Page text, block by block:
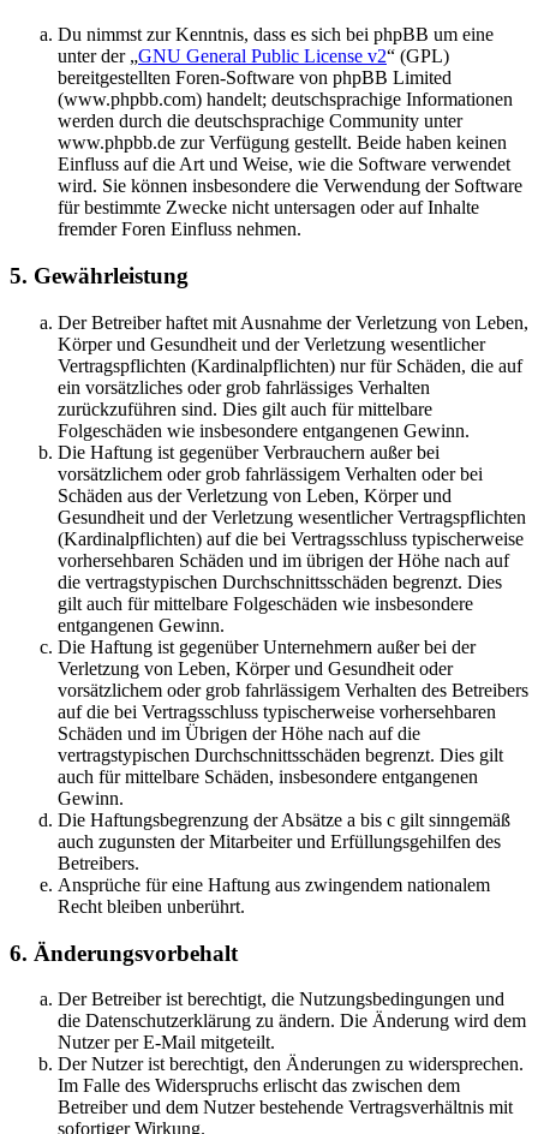
Du nimmst zur Kenntnis, dass es sich bei phpBB um eine
unter der „GNU General Public License v2“ (GPL)
bereitgestellten Foren-Software von phpBB Limited
(www.phpbb.com) handelt; deutschsprachige Informationen
werden durch die deutschsprachige Community unter
www.phpbb.de zur Verfügung gestellt. Beide haben keinen
Einfluss auf die Art und Weise, wie die Software verwendet
wird. Sie können insbesondere die Verwendung der Software
für bestimmte Zwecke nicht untersagen oder auf Inhalte
fremder Foren Einfluss nehmen.
5. Gewährleistung
Der Betreiber haftet mit Ausnahme der Verletzung von Leben,
Körper und Gesundheit und der Verletzung wesentlicher
Vertragspflichten (Kardinalpflichten) nur für Schäden, die auf
ein vorsätzliches oder grob fahrlässiges Verhalten
zurückzuführen sind. Dies gilt auch für mittelbare
Folgeschäden wie insbesondere entgangenen Gewinn.
Die Haftung ist gegenüber Verbrauchern außer bei
vorsätzlichem oder grob fahrlässigem Verhalten oder bei
Schäden aus der Verletzung von Leben, Körper und
Gesundheit und der Verletzung wesentlicher Vertragspflichten
(Kardinalpflichten) auf die bei Vertragsschluss typischerweise
vorhersehbaren Schäden und im übrigen der Höhe nach auf
die vertragstypischen Durchschnittsschäden begrenzt. Dies
gilt auch für mittelbare Folgeschäden wie insbesondere
entgangenen Gewinn.
Die Haftung ist gegenüber Unternehmern außer bei der
Verletzung von Leben, Körper und Gesundheit oder
vorsätzlichem oder grob fahrlässigem Verhalten des Betreibers
auf die bei Vertragsschluss typischerweise vorhersehbaren
Schäden und im Übrigen der Höhe nach auf die
vertragstypischen Durchschnittsschäden begrenzt. Dies gilt
auch für mittelbare Schäden, insbesondere entgangenen
Gewinn.
Die Haftungsbegrenzung der Absätze a bis c gilt sinngemäß
auch zugunsten der Mitarbeiter und Erfüllungsgehilfen des
Betreibers.
Ansprüche für eine Haftung aus zwingendem nationalem
Recht bleiben unberührt.
6. Änderungsvorbehalt
Der Betreiber ist berechtigt, die Nutzungsbedingungen und
die Datenschutzerklärung zu ändern. Die Änderung wird dem
Nutzer per E-Mail mitgeteilt.
Der Nutzer ist berechtigt, den Änderungen zu widersprechen.
Im Falle des Widerspruchs erlischt das zwischen dem
Betreiber und dem Nutzer bestehende Vertragsverhältnis mit
sofortiger Wirkung.